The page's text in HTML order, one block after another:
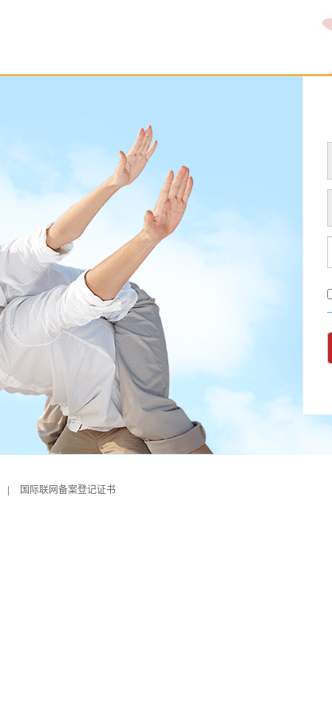
| 国际联网备案登记证书